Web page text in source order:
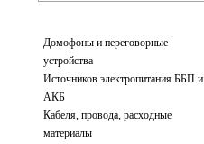
Домофоны и переговорные
устройства
Источников электропитания ББП и
АКБ
Кабеля, провода, расходные
материалы